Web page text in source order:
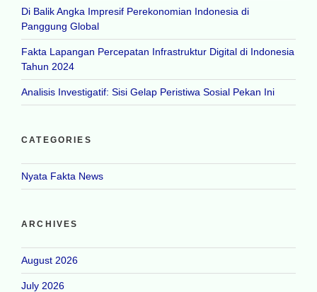
Di Balik Angka Impresif Perekonomian Indonesia di
Panggung Global
Fakta Lapangan Percepatan Infrastruktur Digital di Indonesia
Tahun 2024
Analisis Investigatif: Sisi Gelap Peristiwa Sosial Pekan Ini
CATEGORIES
Nyata Fakta News
ARCHIVES
August 2026
July 2026